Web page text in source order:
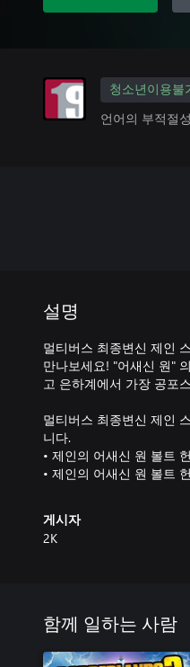
청소년이용불
언어의 부적절
설명
멀티버스 최종변신 제인
만나보세요! "어새신 원"
고 은하계에서 가장 공포
멀티버스 최종변신 제인
니다.
• 제인의 어새신 원 볼트
• 제인의 어새신 원 볼트
게시자
2K
함께 일하는 사람